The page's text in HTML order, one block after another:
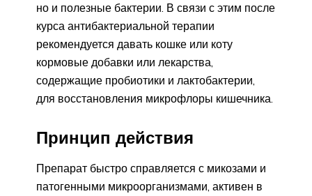
но и полезные бактерии. В связи с этим после
курса антибактериальной терапии
рекомендуется давать кошке или коту
кормовые добавки или лекарства,
содержащие пробиотики и лактобактерии,
для восстановления микрофлоры кишечника.
Принцип действия
Препарат быстро справляется с микозами и
патогенными микроорганизмами, активен в